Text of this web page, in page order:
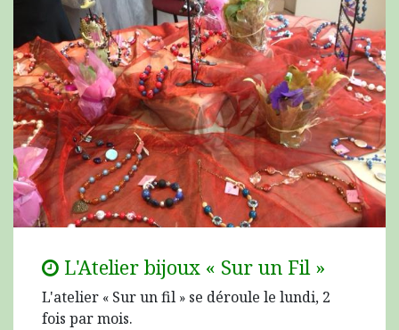
L'Atelier bijoux « Sur un Fil »
L'atelier « Sur un fil » se déroule le lundi, 2
fois par mois.